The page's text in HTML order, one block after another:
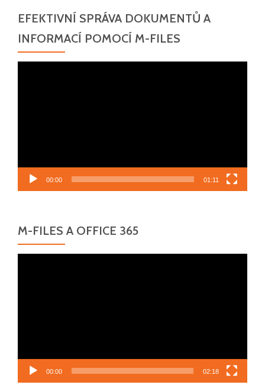
EFEKTIVNÍ SPRÁVA DOKUMENTŮ A
INFORMACÍ POMOCÍ M-FILES
00:00 01:11
M-FILES A OFFICE 365
00:00 02:18